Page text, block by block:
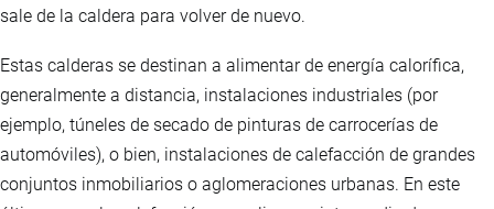
sale de la caldera para volver de nuevo.
Estas calderas se destinan a alimentar de energía calorífica,
generalmente a distancia, instalaciones industriales (por
ejemplo, túneles de secado de pinturas de carrocerías de
automóviles), o bien, instalaciones de calefacción de grandes
conjuntos inmobiliarios o aglomeraciones urbanas. En este